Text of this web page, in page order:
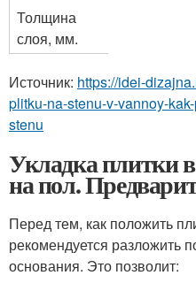
Толщина
слоя, мм.
Источник: https://idei-
plitku-na-stenu-v-vannoy-
stenu
Укладка плитки
на пол.
Перед тем, как положить
рекомендуется разложить
основания. Это позволит: